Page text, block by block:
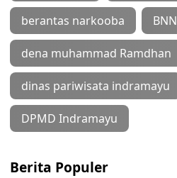
berantas narkooba BNN
dena muhammad Ramdhan
dinas pariwisata indramayu
DPMD Indramayu
Berita Populer